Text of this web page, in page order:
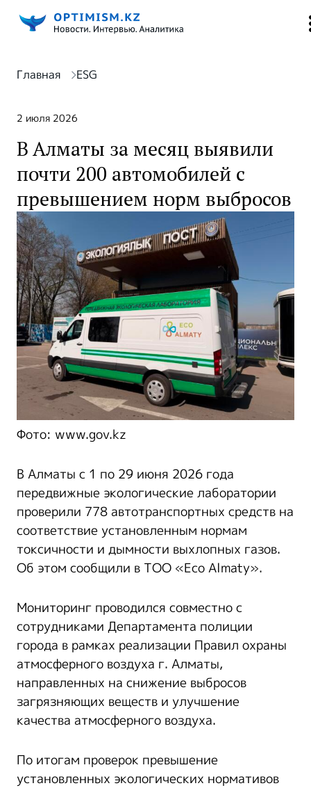
Главная ESG
2 июля 2026
В Алматы за месяц выявили
почти 200 автомобилей с
превышением норм выбросов
Фото: www.gov.kz
В Алматы с 1 по 29 июня 2026 года
передвижные экологические лаборатории
проверили 778 автотранспортных средств на
соответствие установленным нормам
токсичности и дымности выхлопных газов.
Об этом сообщили в ТОО «Eco Almaty».
Мониторинг проводился совместно с
сотрудниками Департамента полиции
города в рамках реализации Правил охраны
атмосферного воздуха г. Алматы,
направленных на снижение выбросов
загрязняющих веществ и улучшение
качества атмосферного воздуха.
По итогам проверок превышение
установленных экологических нормативов